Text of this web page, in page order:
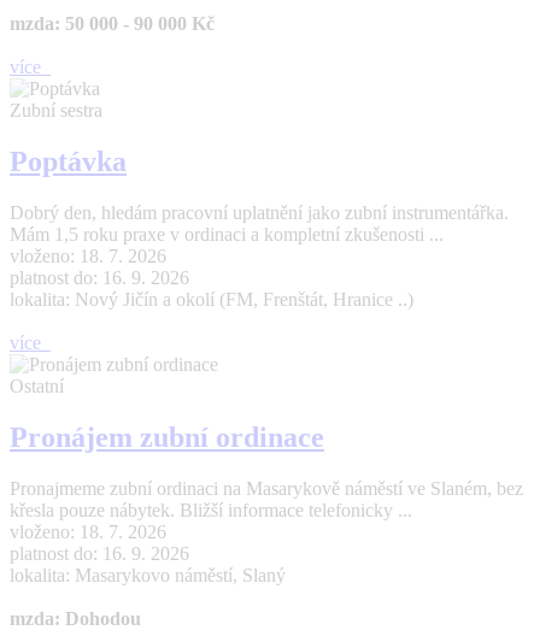
mzda: 50 000 - 90 000 Kč
více
Zubní sestra
Poptávka
Dobrý den, hledám pracovní uplatnění jako zubní instrumentářka.
Mám 1,5 roku praxe v ordinaci a kompletní zkušenosti ...
vloženo: 18. 7. 2026
platnost do: 16. 9. 2026
lokalita: Nový Jičín a okolí (FM, Frenštát, Hranice ..)
více
Ostatní
Pronájem zubní ordinace
Pronajmeme zubní ordinaci na Masarykově náměstí ve Slaném, bez
křesla pouze nábytek. Bližší informace telefonicky ...
vloženo: 18. 7. 2026
platnost do: 16. 9. 2026
lokalita: Masarykovo náměstí, Slaný
mzda: Dohodou